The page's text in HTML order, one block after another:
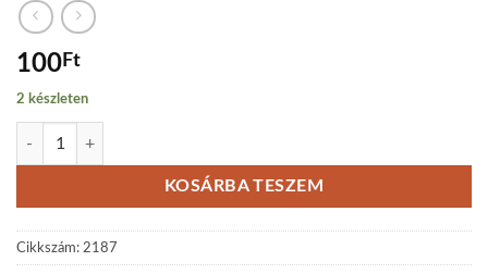
100Ft
2 készleten
Under the Skin mennyiség
KOSÁRBA TESZEM
Cikkszám: 2187